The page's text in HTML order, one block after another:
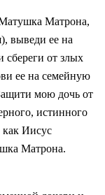
Матрона,
выведи ее на
от злых
ее на семейную
мою дочь от
истинного
как Иисус
Матрона.